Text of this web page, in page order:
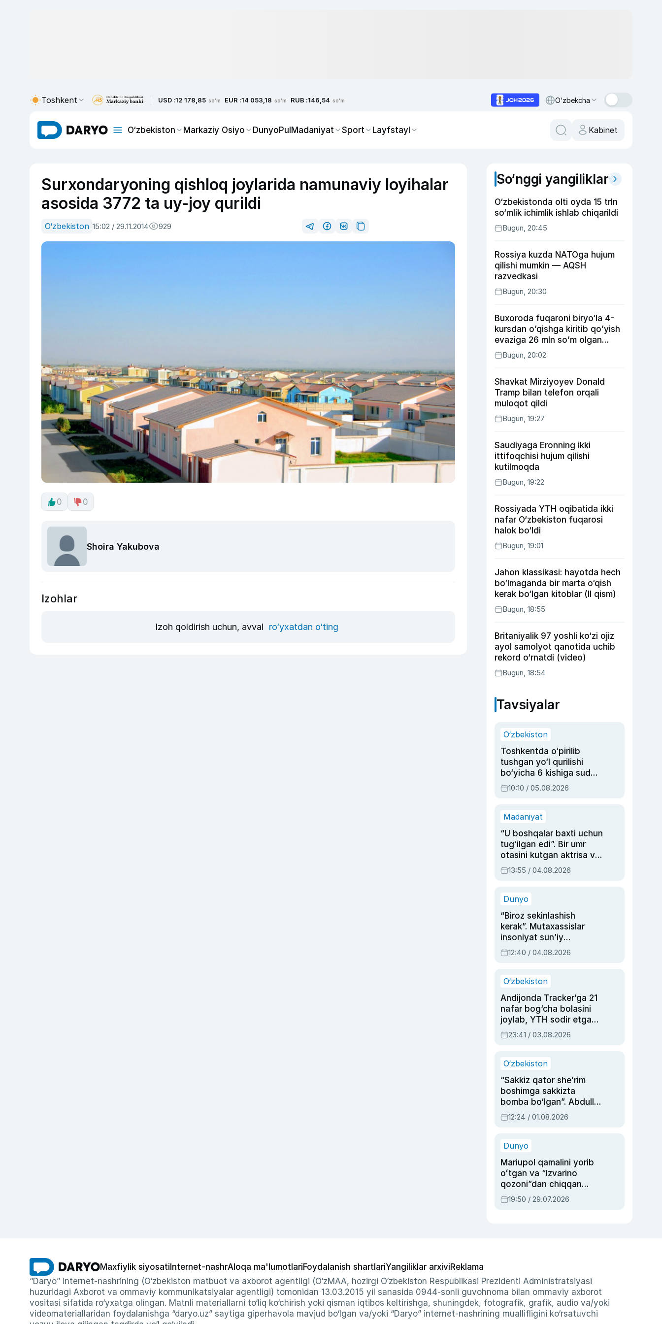
Toshkent USD :12 178,85 so'm EUR :14 053,18 so'm RUB :146,54 so'm O‘zbekcha
O‘zbekiston Markaziy Osiyo DunyoPulMadaniyat Sport Layfstayl Kabinet
Surxondaryoning qishloq joylarida namunaviy loyihalar
asosida 3772 ta uy-joy qurildi
O‘zbekiston 15:02 / 29.11.2014 929
0 0
Shoira Yakubova
Izohlar
Izoh qoldirish uchun, avval ro‘yxatdan o‘ting
So‘nggi yangiliklar
O‘zbekistonda olti oyda 15 trln
so‘mlik ichimlik ishlab chiqarildi
Bugun, 20:45
Rossiya kuzda NATOga hujum
qilishi mumkin — AQSH
razvedkasi
Bugun, 20:30
Buxoroda fuqaroni biryo‘la 4-
kursdan o’qishga kiritib qo’yish
evaziga 26 mln so’m olgan
shaxs ushlandi
Bugun, 20:02
Shavkat Mirziyoyev Donald
Tramp bilan telefon orqali
muloqot qildi
Bugun, 19:27
Saudiyaga Eronning ikki
ittifoqchisi hujum qilishi
kutilmoqda
Bugun, 19:22
Rossiyada YTH oqibatida ikki
nafar O‘zbekiston fuqarosi
halok bo‘ldi
Bugun, 19:01
Jahon klassikasi: hayotda hech
bo‘lmaganda bir marta o‘qish
kerak bo‘lgan kitoblar (II qism)
Bugun, 18:55
Britaniyalik 97 yoshli ko‘zi ojiz
ayol samolyot qanotida uchib
rekord o‘rnatdi (video)
Bugun, 18:54
Tavsiyalar
O‘zbekiston
Toshkentda o‘pirilib
tushgan yo‘l qurilishi
bo‘yicha 6 kishiga sud
hukmi o‘qildi
10:10 / 05.08.2026
Madaniyat
“U boshqalar baxti uchun
tug‘ilgan edi”. Bir umr
otasini kutgan aktrisa va
dublyaj ustasi Rimma
Ahmedovaning
13:55 / 04.08.2026
Dunyo
“Biroz sekinlashish
kerak”. Mutaxassislar
insoniyat sun’iy
intellektni boshqara
olmay qolishidan xavotir
12:40 / 04.08.2026
O‘zbekiston
Andijonda Tracker’ga 21
nafar bog‘cha bolasini
joylab, YTH sodir etgan
ayolga sud hukmi o‘qildi
23:41 / 03.08.2026
O‘zbekiston
“Sakkiz qator she’rim
boshimga sakkizta
bomba bo‘lgan”. Abdulla
Oripovni siyosiy
ayblovlardan asrab
12:24 / 01.08.2026
Dunyo
Mariupol qamalini yorib
oʻtgan va “Izvarino
qozoni”dan chiqqan
qahramon — Ukraina
armiyasi bosh
19:50 / 29.07.2026
Maxfiylik siyosati Internet-nashrAloqa ma'lumotlariFoydalanish shartlariYangiliklar arxiviReklama
“Daryo” internet-nashrining (O‘zbekiston matbuot va axborot agentligi (O‘zMAA, hozirgi O‘zbekiston Respublikasi Prezidenti Administratsiyasi
huzuridagi Axborot va ommaviy kommunikatsiyalar agentligi) tomonidan 13.03.2015 yil sanasida 0944-sonli guvohnoma bilan ommaviy axborot
vositasi sifatida ro‘yxatga olingan. Matnli materiallarni to‘liq ko‘chirish yoki qisman iqtibos keltirishga, shuningdek, fotografik, grafik, audio va/yoki
videomateriallaridan foydalanishga “daryo.uz” saytiga giperhavola mavjud bo‘lgan va/yoki “Daryo” internet-nashrining muallifligini ko‘rsatuvchi